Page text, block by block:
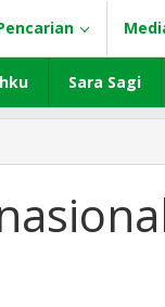
Sara Sagi